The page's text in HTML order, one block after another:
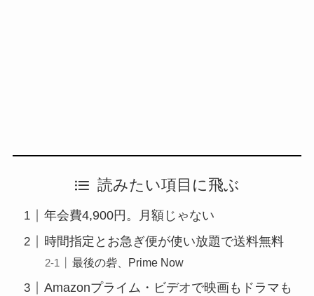
読みたい項目に飛ぶ
年会費4,900円。月額じゃない
時間指定とお急ぎ便が使い放題で送料無料
最後の砦、Prime Now
Amazonプライム・ビデオで映画もドラマも